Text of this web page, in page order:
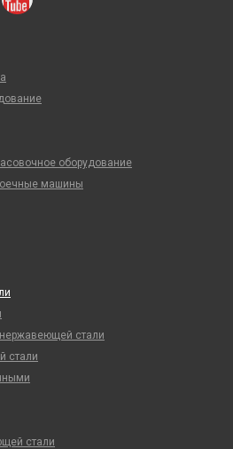
оборудование
машины
стали
стали
стали